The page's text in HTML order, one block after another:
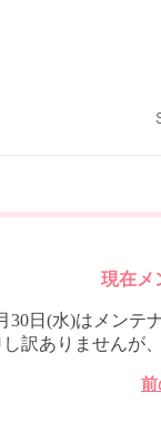
現在メ
30日(水)はメンテ
し訳ありませんが
前